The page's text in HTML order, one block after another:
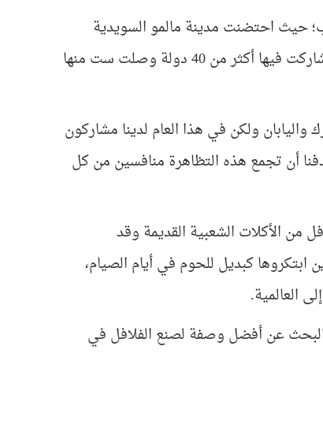
حيث احتضنت مدينة مالمو السويدية
الملقّبة بعاصمة الفلافل احتضنت هذا العام مسابقة كأس العالم للفلافل التي شاركت فيها أكثر من 40 دولة وصلت ست منها
ولكن في هذا العام لدينا مشاركون
أن تجمع هذه التظاهرة منافسين من كل
من الأكلات الشعبية القديمة وقد
ابتكروها كبديل للحوم في أيام الصيام،
العالمية.
عن أفضل وصفة لصنع الفلافل في